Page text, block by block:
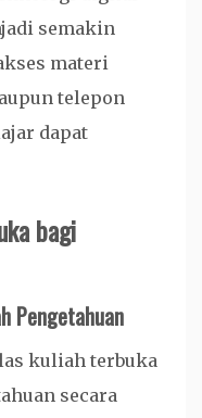
semakin
materi
telepon
dapat
bagi
Pengetahuan
kuliah terbuka
secara